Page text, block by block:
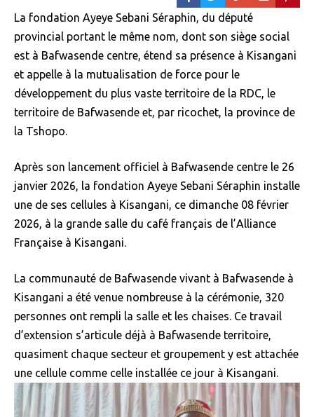
La fondation Ayeye Sebani Séraphin, du député
provincial portant le même nom, dont son siège social
est à Bafwasende centre, étend sa présence à Kisangani
et appelle à la mutualisation de force pour le
développement du plus vaste territoire de la RDC, le
territoire de Bafwasende et, par ricochet, la province de
la Tshopo.
Après son lancement officiel à Bafwasende centre le 26
janvier 2026, la fondation Ayeye Sebani Séraphin installe
une de ses cellules à Kisangani, ce dimanche 08 février
2026, à la grande salle du café français de l’Alliance
Française à Kisangani.
La communauté de Bafwasende vivant à Bafwasende à
Kisangani a été venue nombreuse à la cérémonie, 320
personnes ont rempli la salle et les chaises. Ce travail
d’extension s’articule déjà à Bafwasende territoire,
quasiment chaque secteur et groupement y est attachée
une cellule comme celle installée ce jour à Kisangani.